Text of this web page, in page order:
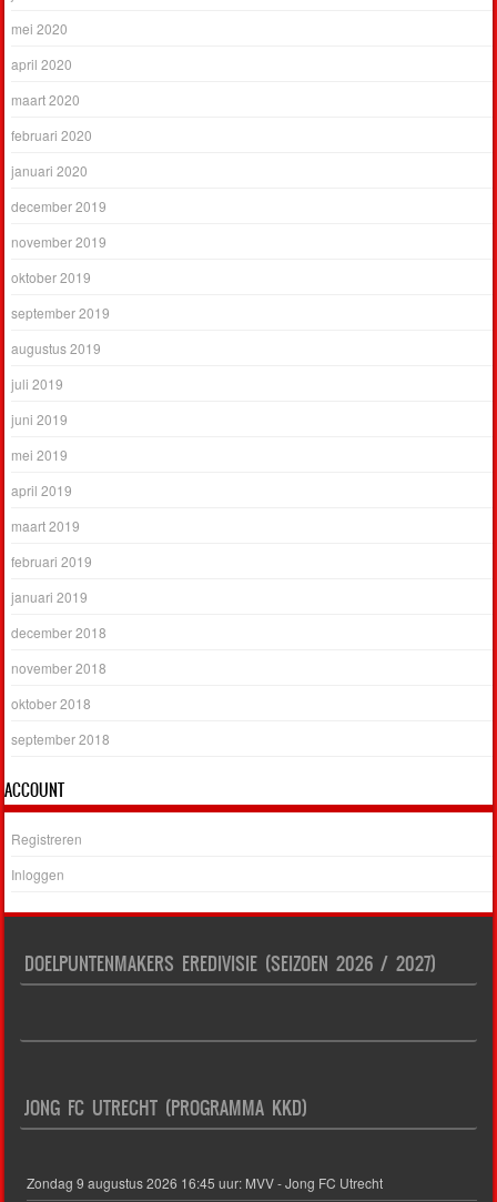
mei 2020
april 2020
maart 2020
februari 2020
januari 2020
december 2019
november 2019
oktober 2019
september 2019
augustus 2019
juli 2019
juni 2019
mei 2019
april 2019
maart 2019
februari 2019
januari 2019
december 2018
november 2018
oktober 2018
september 2018
ACCOUNT
Registreren
Inloggen
DOELPUNTENMAKERS EREDIVISIE (SEIZOEN 2026 / 2027)
JONG FC UTRECHT (PROGRAMMA KKD)
Zondag 9 augustus 2026 16:45 uur: MVV - Jong FC Utrecht